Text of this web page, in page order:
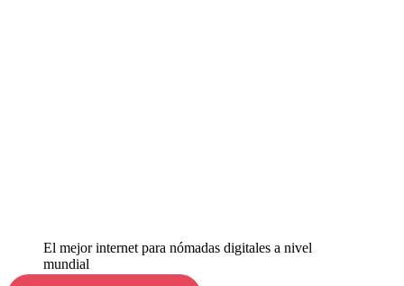
El mejor internet para nómadas digitales a nivel
mundial